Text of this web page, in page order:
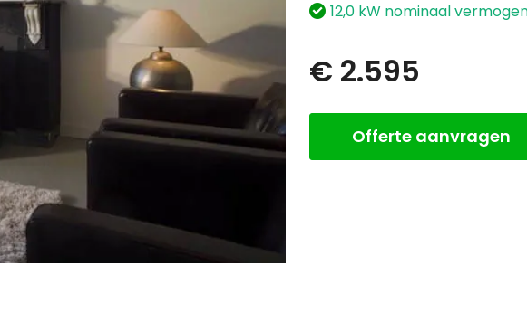
12,0 kW nominaal
€ 2.595
Offerte aanvragen